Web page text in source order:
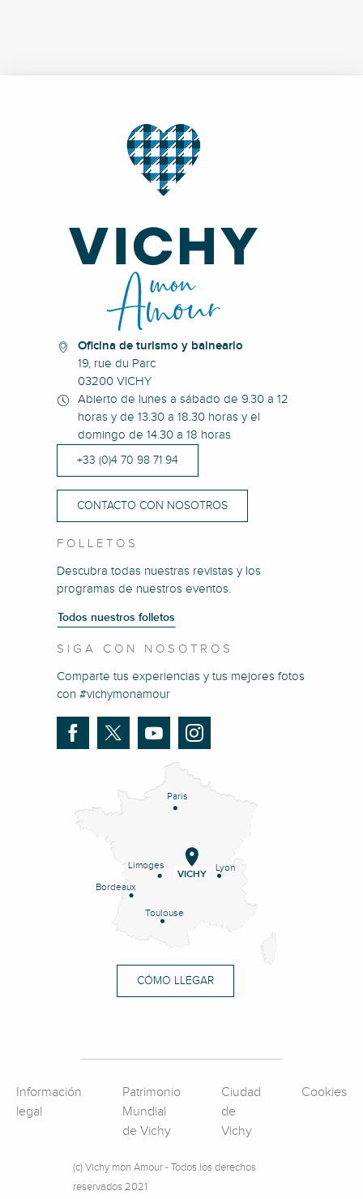
Oficina de turismo y balneario
19, rue du Parc
03200 VICHY
Abierto de lunes a sábado de 9.30 a 12
horas y de 13.30 a 18.30 horas y el
domingo de 14.30 a 18 horas
+33 (0)4 70 98 71 94
CONTACTO CON NOSOTROS
FOLLETOS
Descubra todas nuestras revistas y los
programas de nuestros eventos.
Todos nuestros folletos
SIGA CON NOSOTROS
Comparte tus experiencias y tus mejores fotos
con #vichymonamour
Paris
Lyon
Limoges
Bordeaux
Toulouse
VICHY
CÓMO LLEGAR
Información
legal
Patrimonio
Mundial
de Vichy
Ciudad
de
Vichy
Cookies
(c) Vichy mon Amour - Todos los derechos
reservados 2021